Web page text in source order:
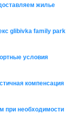
жилье
glibivka family park
условия
компенсация
при необходимости